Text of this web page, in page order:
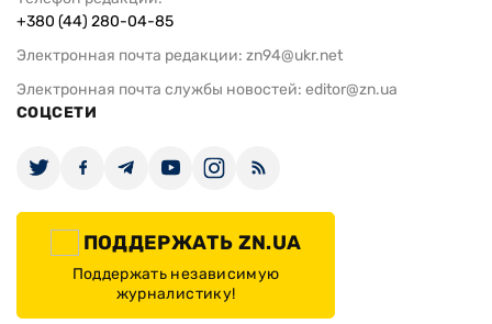
+380 (44) 280-04-85
Электронная почта редакции: zn94@ukr.net
Электронная почта службы новостей: editor@zn.ua
СОЦСЕТИ
ПОДДЕРЖАТЬ ZN.UA
Поддержать независимую
журналистику!